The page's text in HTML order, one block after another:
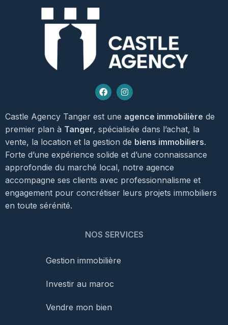
Castle Agency Tanger est une agence immobilière de
premier plan à Tanger, spécialisée dans l’achat, la
vente, la location et la gestion de biens immobiliers.
Forte d’une expérience solide et d’une connaissance
approfondie du marché local, notre agence
accompagne ses clients avec professionnalisme et
engagement pour concrétiser leurs projets immobiliers
en toute sérénité.
NOS SERVICES
Gestion immobilière
Investir au maroc
Vendre mon bien